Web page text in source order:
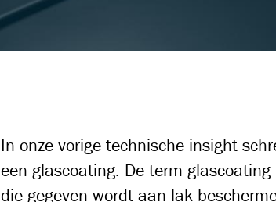
In onze vorige technische insight
een glascoating. De term
die gegeven wordt aan lak